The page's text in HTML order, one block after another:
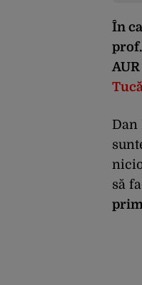
În
Dan
să